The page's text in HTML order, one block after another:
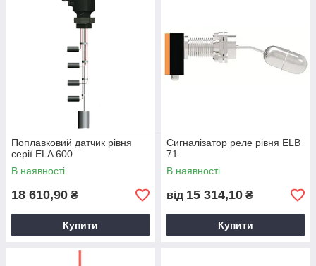
Поплавковий датчик рівня
серії ELA 600
В наявності
18 610,90 ₴
Купити
Сигналізатор реле рівня ELB
71
В наявності
від 15 314,10 ₴
Купити